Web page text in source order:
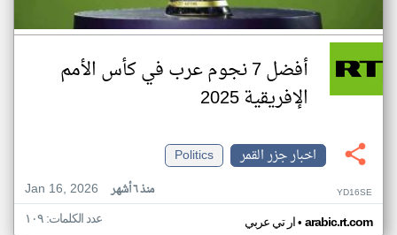
أفضل 7 نجوم عرب في كأس الأمم
الإفريقية 2025
اخبار جزر القمر
Politics
Jan 16, 2026
منذ ٦ أشهر YD16SE
ار تي عربي• arabic.rt.com عدد الكلمات: ١٠٩